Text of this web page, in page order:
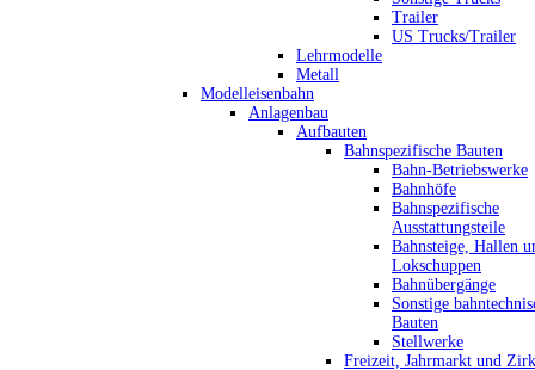
Trailer
US Trucks/Trailer
Lehrmodelle
Metall
Modelleisenbahn
Anlagenbau
Aufbauten
Bahnspezifische Bauten
Bahn-Betriebswerke
Bahnhöfe
Bahnspezifische
Ausstattungsteile
Bahnsteige, Hallen
Lokschuppen
Bahnübergänge
Sonstige
Bauten
Stellwerke
Freizeit, Jahrmarkt und